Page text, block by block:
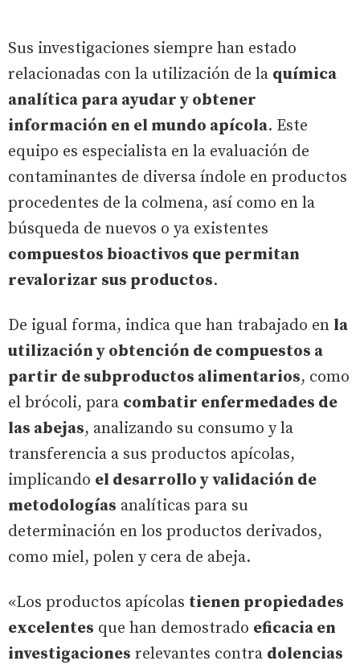
Sus investigaciones siempre han estado
relacionadas con la utilización de la química
analítica para ayudar y obtener
información en el mundo apícola. Este
equipo es especialista en la evaluación de
contaminantes de diversa índole en productos
procedentes de la colmena, así como en la
búsqueda de nuevos o ya existentes
compuestos bioactivos que permitan
revalorizar sus productos.
De igual forma, indica que han trabajado en la
utilización y obtención de compuestos a
partir de subproductos alimentarios, como
el brócoli, para combatir enfermedades de
las abejas, analizando su consumo y la
transferencia a sus productos apícolas,
implicando el desarrollo y validación de
metodologías analíticas para su
determinación en los productos derivados,
como miel, polen y cera de abeja.
«Los productos apícolas tienen propiedades
excelentes que han demostrado eficacia en
investigaciones relevantes contra dolencias